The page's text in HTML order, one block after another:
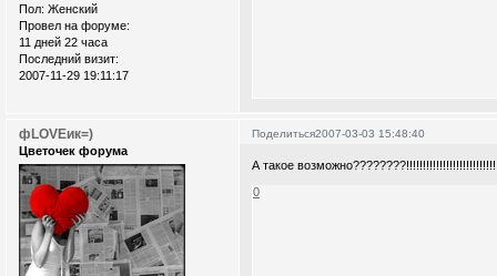
Пол: Женский
Провел на форуме:
11 дней 22 часа
Последний визит:
2007-11-29 19:11:17
Поделиться2007-03-03 15:48:40
фLOVEик=)
Цветочек форума
А такое
0